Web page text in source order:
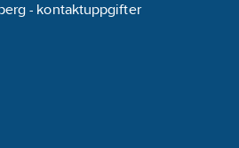
- kontaktuppgifter